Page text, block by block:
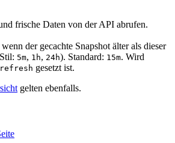
frische Daten von der API abrufen.
der gecachte Snapshot älter als dieser
5m, 1h, 24h). Standard: 15m. Wird
gesetzt ist.
gelten ebenfalls.